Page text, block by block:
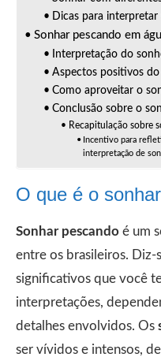
Dicas para
Sonhar pescando em
Interpretação do
Aspectos positivos
Como aproveitar o
Conclusão sobre o
Recapitulação sobre
Incentivo para
interpretação de
O que é o
Sonhar pescando é um
entre os brasileiros. Diz-
significativos que você
interpretações,
detalhes envolvidos. Os
ser vívidos e intensos,